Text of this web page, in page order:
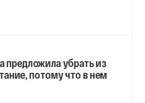
предложила убрать из
потому что в нем